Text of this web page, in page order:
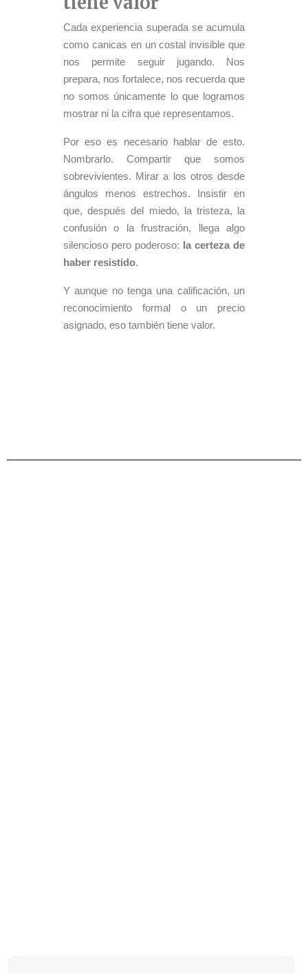
Cada experiencia superada se acumula
como canicas en un costal invisible que
nos permite seguir jugando. Nos
prepara, nos fortalece, nos recuerda que
no somos únicamente lo que logramos
mostrar ni la cifra que representamos.
Por eso es necesario hablar de esto.
Nombrarlo. Compartir que somos
sobrevivientes. Mirar a los otros desde
ángulos menos estrechos. Insistir en
que, después del miedo, la tristeza, la
confusión o la frustración, llega algo
silencioso pero poderoso: la certeza de
haber resistido.
Y aunque no tenga una calificación, un
reconocimiento formal o un precio
asignado, eso también tiene valor.